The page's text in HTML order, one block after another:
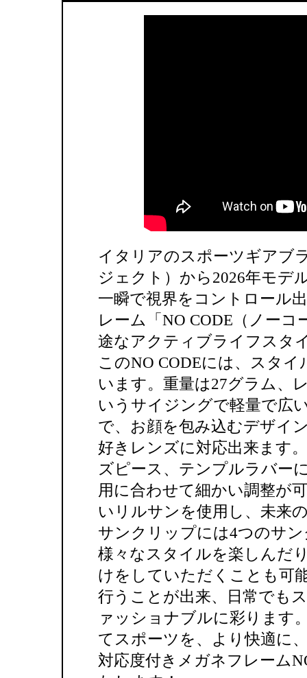
イタリアのスポーツギアブ
ジェクト）から2026年モデ
一瞬で視界をコントロール
レーム「NO CODE（ノー
途なアクティブライフスタ
このNO CODEには、スタ
います。重量は27グラム、
いうサイジングで軽量で広
で、お顔を包み込むデザイ
好きレンズに対応出来ます
ズピース、テンプルラバー
用に合わせて細かい調整が
いリルサンを使用し、未来
サンクリップには4つのサ
様々なスタイルを楽しんだ
けをしていただくことも可
行うことが出来、日常でも
ァッショナブルに彩ります
てスポーツを、より快適に
対応度付きメガネフレーム